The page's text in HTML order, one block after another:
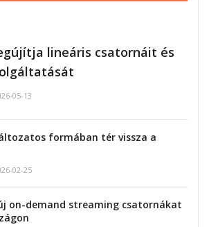
lineáris csatornáit és
05-13
formában tér vissza a
02-25
on-demand streaming csatornákat